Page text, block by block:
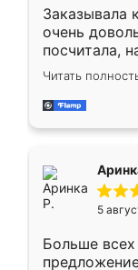
Заказывала
очень
посчитала,
Замерщик
делу со
за день,
Читать
5
Больше